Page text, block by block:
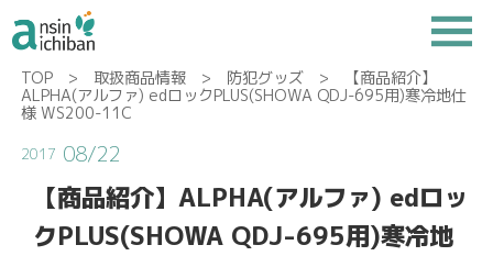
TOP> 取扱商品情報> 防犯グッズ> 【商品紹介】
ALPHA(アルファ) edロックPLUS(SHOWA QDJ-695用)寒冷地仕
様 WS200-11C
2017 08/22
【商品紹介】ALPHA(アルファ) edロッ
クPLUS(SHOWA QDJ-695用)寒冷地